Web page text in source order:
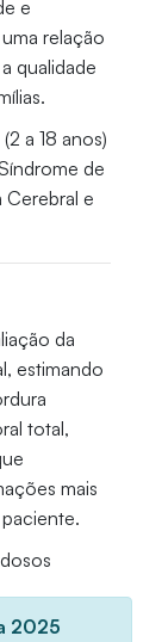
e
relação
qualidade
a 18 anos)
de
Cerebral e
da
estimando
total,
mais
2025